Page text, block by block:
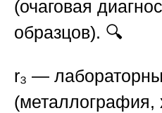
(очаговая
образцов). 🔍
r₃ —
(металлография,